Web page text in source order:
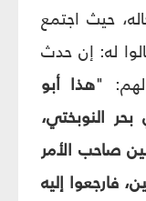
حيث اجتمع
له: إن حدث
"هذا أبو
النوبختي،
صاحب الأمر
فارجعوا إليه